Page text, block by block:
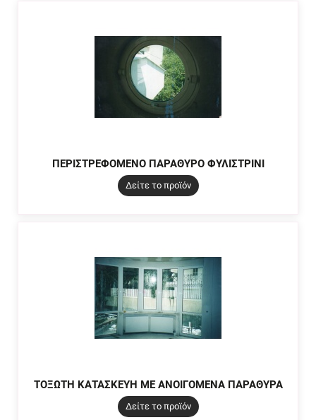
ΠΕΡΙΣΤΡΕΦΟΜΕΝΟ ΠΑΡΑΘΥΡΟ ΦΥΛΙΣΤΡΙΝΙ
Δείτε το προϊόν
ΤΟΞΩΤΗ ΚΑΤΑΣΚΕΥΗ ΜΕ ΑΝΟΙΓΟΜΕΝΑ ΠΑΡΑΘΥΡΑ
Δείτε το προϊόν